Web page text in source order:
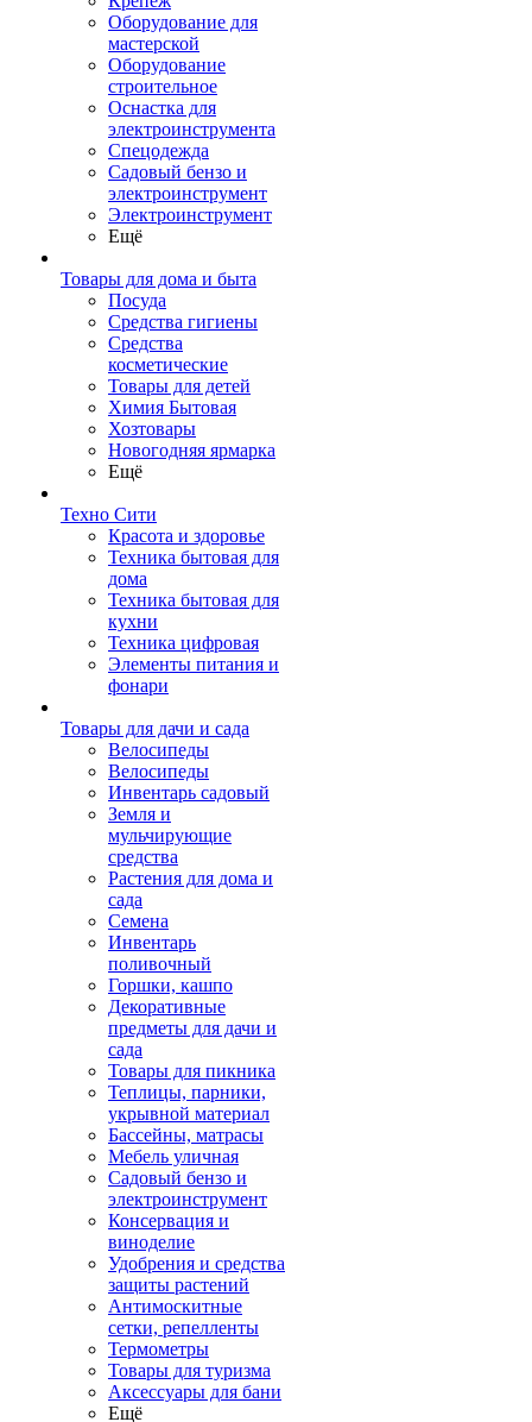
Оборудование для
мастерской
Оборудование
строительное
Оснастка для
электроинструмента
Спецодежда
Садовый бензо и
электроинструмент
Электроинструмент
Ещё
Товары для дома и быта
Посуда
Средства гигиены
Средства
косметические
Товары для детей
Химия Бытовая
Хозтовары
Новогодняя ярмарка
Ещё
Техно Сити
Красота и здоровье
Техника бытовая для
дома
Техника бытовая для
кухни
Техника цифровая
Элементы питания и
фонари
Товары для дачи и сада
Велосипеды
Велосипеды
Инвентарь садовый
Земля и
мульчирующие
средства
Растения для дома и
сада
Семена
Инвентарь
поливочный
Горшки, кашпо
Декоративные
предметы для дачи и
сада
Товары для пикника
Теплицы, парники,
укрывной материал
Бассейны, матрасы
Мебель уличная
Садовый бензо и
электроинструмент
Консервация и
виноделие
Удобрения и средства
защиты растений
Антимоскитные
сетки, репелленты
Термометры
Товары для туризма
Аксессуары для бани
Ещё